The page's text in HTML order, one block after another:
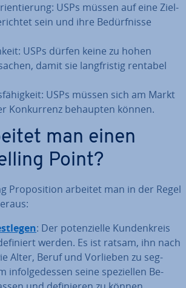
USPs müssen auf eine Ziel­
sein und ihre Be­dürf­nis­se
USPs dürfen keine zu hohen
damit sie lang­fris­tig rentabel
USPs müssen sich am Markt
Kon­kur­renz behaupten können.
man einen
Point?
Pro­po­si­ti­on arbeitet man in der Regel
: Der po­ten­zi­el­le Kun­den­kreis
werden. Es ist ratsam, ihn nach
Alter, Beruf und Vorlieben zu seg­
in­fol­ge­des­sen seine spe­zi­el­len Be­